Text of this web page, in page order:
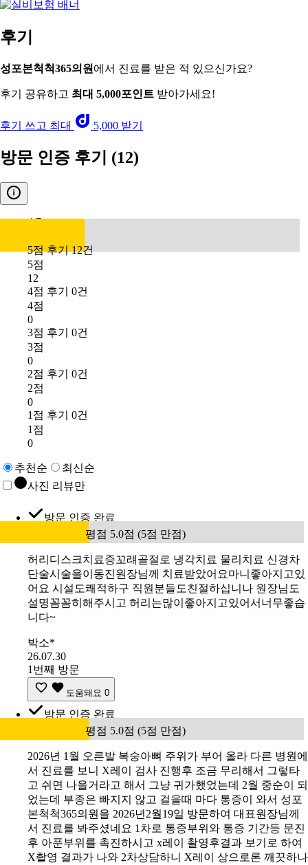
후기
성포본척척365의원 에서 진료를 받은 적 있으신가요?
후기 공유하고 최대 5,000포인트 받아가세요!
후기 쓰고 최대 5,000 받기
방문 인증 후기 (12)
4.7
5점 후기 12건
5점
12
4점 후기 0건
4점
0
3점 후기 0건
3점
0
2점 후기 0건
2점
0
1점 후기 0건
1점
0
추천순
최신순
사진 리뷰만
방문 인증 완료
평점 5.0점 (5점 만점)
허리디스크치료증꼬럐골절로 냉각치료 물리치료 신경차
단술시술을이동진원장님께 치료받았어요마니좋아지고있
어요 시설도쾌적하구 직원분들도친절하십니나 원장님도
설명꼼꼼히해주시고 허리는많이좋아지고있어서너무좋습
니다~
박소*
26.07.30
1번째 방문
도움돼요 0
방문 인증 완료
평점 5.0점 (5점 만점)
2026년 1월 오른발 복숭아뼈 주위가 부어 올라 다른 병원에
서 진료를 보니 X레이 검사 진행후 조금 무리해서 그렇타
고 쉬면 나을거라고 해서 그냥 귀가했었는데 2월 중순이 되
었는데 부종은 빠지지 않고 걸을때 마다 통증이 와서 성포
본척척365의원을 2026년2월19일 방문하여 대표원장님께
서 진료를 봐주셨네요 1차로 통증부위와 통증 기간등 문진
후 아푼부위를 촉진하시고 x레이 촬영후결과 보기로 하여
X촬영 결과가 나와 2차상담하니 X레이 상으로론 깨끗하나